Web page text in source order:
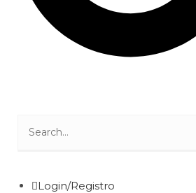
Login/Registro